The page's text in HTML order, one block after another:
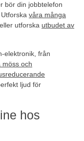
bör din jobbtelefon
våra många
utforska utbudet av
elektronik, från
möss och
ljud för
hos